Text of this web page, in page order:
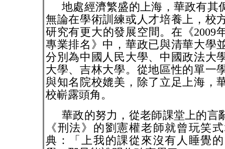
地處經濟繁盛的上海，華政有其
無論在學術訓練或人才培養上，校
研究有更大的發展空間。在《2009
專業排名》中，華政已與清華大學
分別為中國人民大學、中國政法大
大學、吉林大學。從地區性的單一
與知名院校媲美，除了立足上海，
校嶄露頭角。
華政的努力，從老師課堂上的言
《刑法》的劉憲權老師就曾玩笑
典：「上我的課從來沒有人睡覺